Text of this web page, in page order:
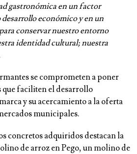
gastronómica en un factor
económico y en un
conservar nuestro entorno
identidad cultural; nuestra
se comprometen a poner
que faciliten el desarrollo
y su acercamiento a la oferta
municipales.
concretos adquiridos destacan la
de arroz en Pego, un molino de